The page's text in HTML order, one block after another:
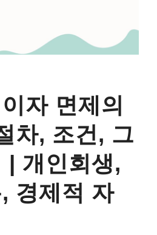
자 면제의
차, 조건, 그
| 개인회생,
경제적 자